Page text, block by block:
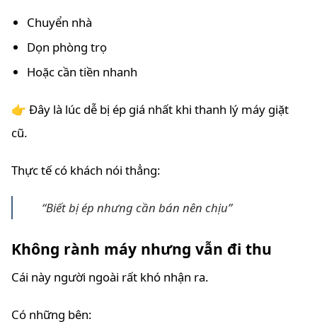
Chuyển nhà
Dọn phòng trọ
Hoặc cần tiền nhanh
👉 Đây là lúc dễ bị ép giá nhất khi thanh lý máy giặt
cũ.
Thực tế có khách nói thẳng:
“Biết bị ép nhưng cần bán nên chịu”
Không rành máy nhưng vẫn đi thu
Cái này người ngoài rất khó nhận ra.
Có những bên: